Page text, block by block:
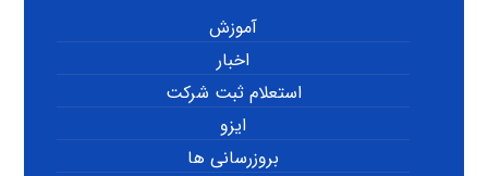
آموزش
اخبار
استعلام ثبت شرکت
ایزو
بروزرسانی ها